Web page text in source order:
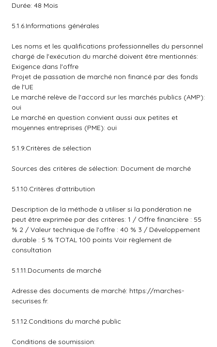
Durée: 48 Mois
5.1.6.Informations générales
Les noms et les qualifications professionnelles du personnel
chargé de l'exécution du marché doivent être mentionnés:
Exigence dans l'offre
Projet de passation de marché non financé par des fonds
de l'UE
Le marché relève de l'accord sur les marchés publics (AMP):
oui
Le marché en question convient aussi aux petites et
moyennes entreprises (PME): oui
5.1.9.Critères de sélection
Sources des critères de sélection: Document de marché
5.1.10.Critères d'attribution
Description de la méthode à utiliser si la pondération ne
peut être exprimée par des critères: 1 / Offre financière : 55
% 2 / Valeur technique de l'offre : 40 % 3 / Développement
durable : 5 % TOTAL 100 points Voir règlement de
consultation
5.1.11.Documents de marché
Adresse des documents de marché: https://marches-
securises.fr.
5.1.12.Conditions du marché public
Conditions de soumission: